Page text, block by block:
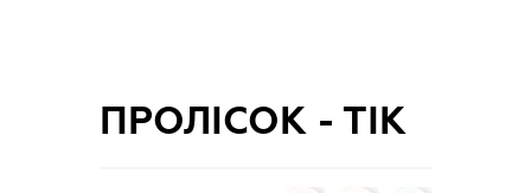
ПРОЛІСОК - ТІК